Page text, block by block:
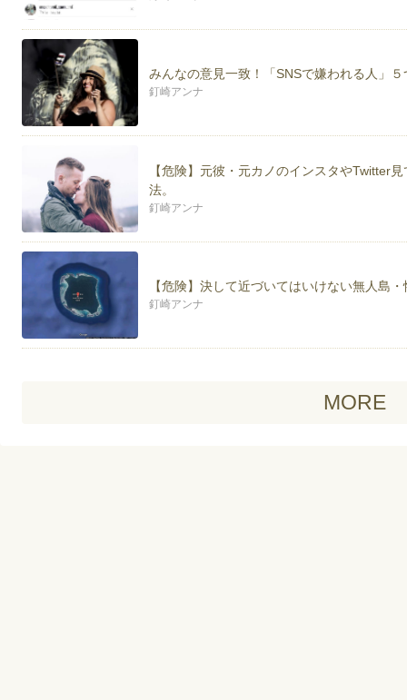
みんなの意見一致！「SNSで嫌われる人」
釘崎アンナ
【危険】元彼・元カノのインスタやTwitter
法。
釘崎アンナ
【危険】決して近づいてはいけない無人島
釘崎アンナ
MORE